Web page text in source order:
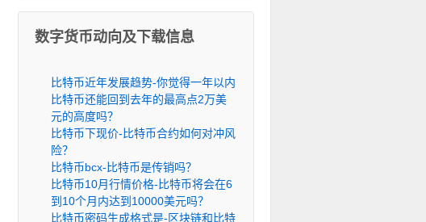
数字货币动向及下载信息
比特币近年发展趋势-你觉得一年以内
比特币还能回到去年的最高点2万美
元的高度吗？
比特币下现价-比特币合约如何对冲风
险？
比特币bcx-比特币是传销吗？
比特币10月行情价格-比特币将会在6
到10个月内达到10000美元吗？
比特币密码生成格式是-区块链和比特